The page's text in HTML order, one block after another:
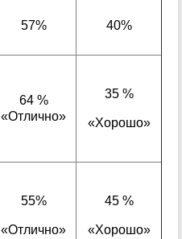
57% 40%
64 %
«Отлично»
35 %
«Хорошо»
55%
«Отлично»
45 %
«Хорошо»